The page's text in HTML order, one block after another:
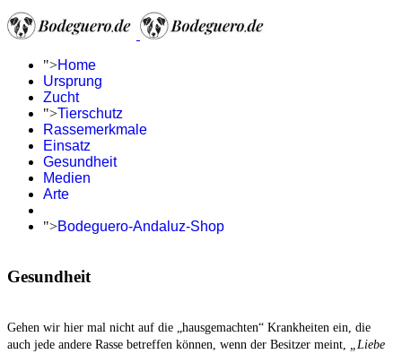
">Home
Ursprung
Zucht
">Tierschutz
Rassemerkmale
Einsatz
Gesundheit
Medien
Arte
">Bodeguero-Andaluz-Shop
Gesundheit
Gehen wir hier mal nicht auf die „hausgemachten“ Krankheiten ein, die
auch jede andere Rasse betreffen können, wenn der Besitzer meint, „Liebe